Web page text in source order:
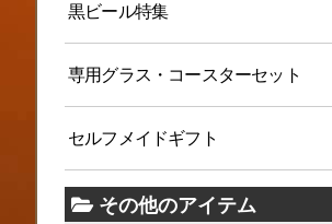
黒ビール特集
専用グラス・コースターセット
セルフメイドギフト
その他のアイテム